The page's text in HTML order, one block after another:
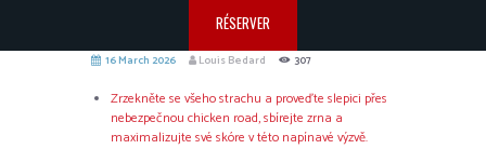
RÉSERVER
16 March 2026 Louis Bedard 307
Zrzekněte se všeho strachu a proveďte slepici přes
nebezpečnou chicken road, sbírejte zrna a
maximalizujte své skóre v této napínavé výzvě.